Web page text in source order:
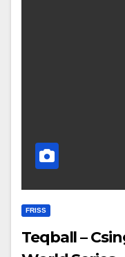
FRISS
Teqball –